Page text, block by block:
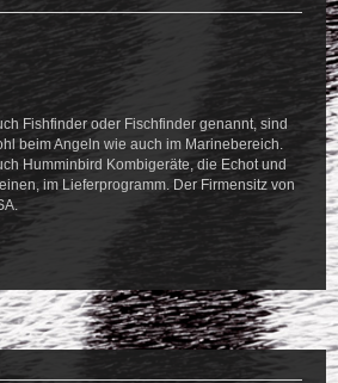
Fishfinder oder Fischfinder genannt, sind
beim Angeln wie auch im Marinebereich.
Humminbird Kombigeräte, die Echot und
im Lieferprogramm. Der Firmensitz von